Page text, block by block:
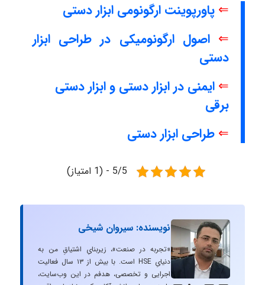
⇐ پاورپوینت ارگونومی ابزار دستی
⇐ اصول ارگونومیکی در طراحی ابزار
دستی
⇐ ایمنی در ابزار دستی و ابزار دستی
برقی
⇐ طراحی ابزار دستی
5/5 - (1 امتیاز)
نویسنده: سیروان شیخی
«تجربه در صنعت»، زیربنایِ اشتیاقِ من به
دنیایِ HSE است. با بیش از ۱۳ سال فعالیت
اجرایی و تخصصی، هدفم در این وب‌سایت،